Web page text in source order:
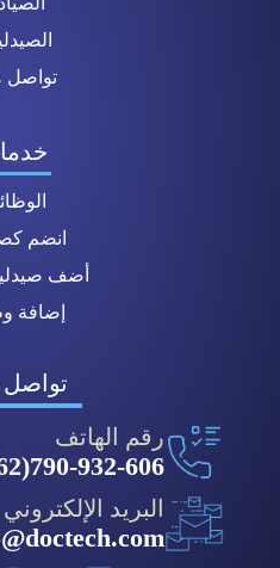
تواصل
انضم
أضف
إضافة
تواصل
رقم الهاتف
790-932-606(962)+
البريد الإلكتروني